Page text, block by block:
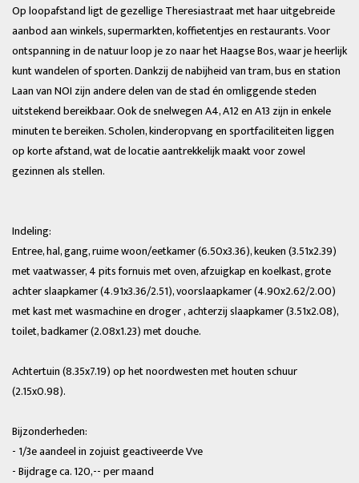
Op loopafstand ligt de gezellige Theresiastraat met haar uitgebreide
aanbod aan winkels, supermarkten, koffietentjes en restaurants. Voor
ontspanning in de natuur loop je zo naar het Haagse Bos, waar je heerlijk
kunt wandelen of sporten. Dankzij de nabijheid van tram, bus en station
Laan van NOI zijn andere delen van de stad én omliggende steden
uitstekend bereikbaar. Ook de snelwegen A4, A12 en A13 zijn in enkele
minuten te bereiken. Scholen, kinderopvang en sportfaciliteiten liggen
op korte afstand, wat de locatie aantrekkelijk maakt voor zowel
gezinnen als stellen.
Indeling:
Entree, hal, gang, ruime woon/eetkamer (6.50x3.36), keuken (3.51x2.39)
met vaatwasser, 4 pits fornuis met oven, afzuigkap en koelkast, grote
achter slaapkamer (4.91x3.36/2.51), voorslaapkamer (4.90x2.62/2.00)
met kast met wasmachine en droger , achterzij slaapkamer (3.51x2.08),
toilet, badkamer (2.08x1.23) met douche.
Achtertuin (8.35x7.19) op het noordwesten met houten schuur
(2.15x0.98).
Bijzonderheden:
- 1/3e aandeel in zojuist geactiveerde Vve
- Bijdrage ca. 120,-- per maand